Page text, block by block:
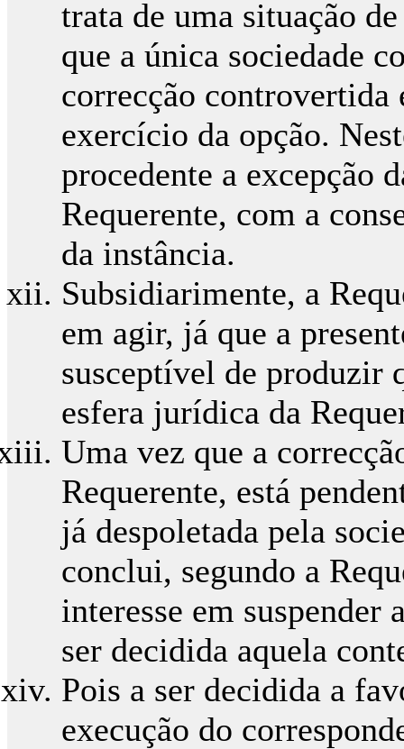
trata de uma situação
que a única sociedade
correcção controvertida
exercício da opção.
procedente a excepção
Requerente, com a
da instância.
Subsidiarimente, a
em agir, já que a
susceptível de produzir
esfera jurídica da
Uma vez que a
Requerente, está
já despoletada pela
conclui, segundo a
interesse em suspender
ser decidida aquela
Pois a ser decidida a
execução do